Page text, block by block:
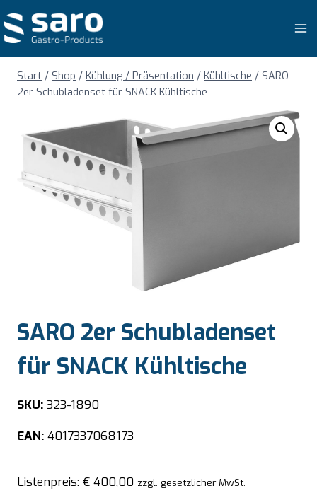
Inhalt
springen
Start / Shop / Kühlung / Präsentation / Kühltische / SARO
2er Schubladenset für SNACK Kühltische
SARO 2er Schubladenset
für SNACK Kühltische
SKU: 323-1890
EAN: 4017337068173
Listenpreis: € 400,00 zzgl. gesetzlicher MwSt.